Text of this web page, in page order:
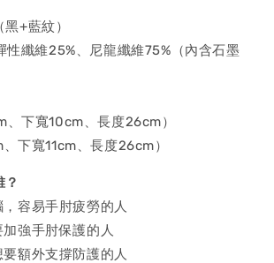
+藍紋）
性纖維25%、尼龍纖維75%（內含石墨
、下寬10cm、長度26cm）
、下寬11cm、長度26cm）
容易手肘疲勞的人
強手肘保護的人
額外支撐防護的人